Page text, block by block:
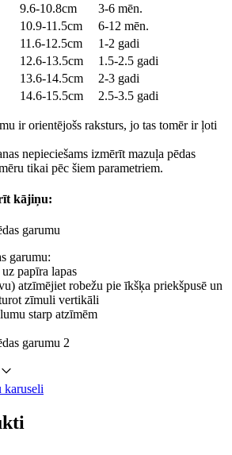
9.6-10.8cm
3-6 mēn.
10.9-11.5cm
6-12 mēn.
11.6-12.5cm
1-2 gadi
12.6-13.5cm
1.5-2.5 gadi
13.6-14.5cm
2-3 gadi
14.6-15.5cm 2.5-3.5 gadi
ir orientējošs raksturs, jo tas tomēr ir ļoti
nepieciešams izmērīt mazuļa pēdas
tikai pēc šiem parametriem.
kājiņu:
garumu:
papīra lapas
atzīmējiet robežu pie īkšķa priekšpusē un
zīmuli vertikāli
starp atzīmēm
karuseli